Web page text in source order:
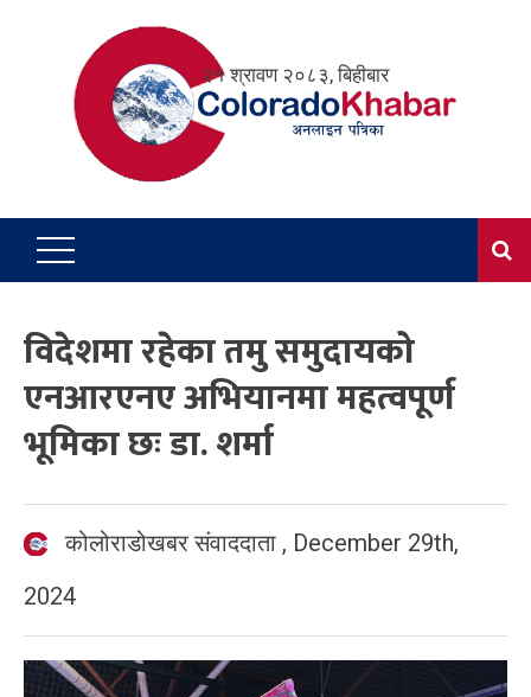
२१ श्रावण २०८३, बिहीबार
विदेशमा रहेका तमु समुदायको
एनआरएनए अभियानमा महत्वपूर्ण
भूमिका छः डा. शर्मा
कोलोराडोखबर संवाददाता , December 29th,
2024